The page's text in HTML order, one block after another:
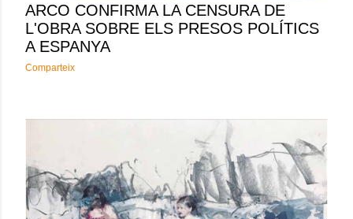
ARCO CONFIRMA LA CENSURA DE
L'OBRA SOBRE ELS PRESOS POLÍTICS
A ESPANYA
Comparteix